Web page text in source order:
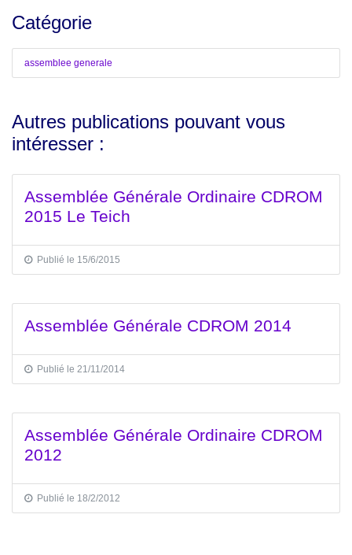
Catégorie
assemblee generale
Autres publications pouvant vous
intéresser :
Assemblée Générale Ordinaire CDROM
2015 Le Teich
Publié le 15/6/2015
Assemblée Générale CDROM 2014
Publié le 21/11/2014
Assemblée Générale Ordinaire CDROM
2012
Publié le 18/2/2012